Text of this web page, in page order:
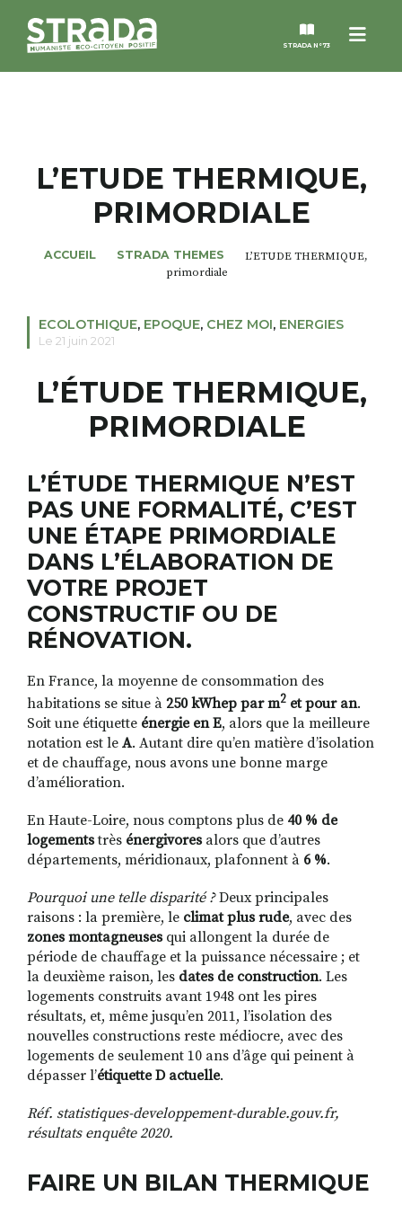
Menu
STRADA N°73
MAGAZINES
NOS THÈMES
ALTER STRADA
S'INSCRIRE À LA NEWSLETTER
FACEBOOKINSTAGRAM
LINKEDINYOUTUBE
L’ETUDE THERMIQUE,
PRIMORDIALE
ACCUEIL STRADA THEMES
L’ETUDE THERMIQUE,
primordiale
ECOLOTHIQUE, EPOQUE, CHEZ MOI, ENERGIES
Le 21 juin 2021
L’ÉTUDE THERMIQUE,
PRIMORDIALE
L’ÉTUDE THERMIQUE N’EST
PAS UNE FORMALITÉ, C’EST
UNE ÉTAPE PRIMORDIALE
DANS L’ÉLABORATION DE
VOTRE PROJET
CONSTRUCTIF OU DE
RÉNOVATION.
En France, la moyenne de consommation des
habitations se situe à 250 kWhep par m2 et pour an.
Soit une étiquette énergie en E, alors que la meilleure
notation est le A. Autant dire qu’en matière d’isolation
et de chauffage, nous avons une bonne marge
d’amélioration.
En Haute-Loire, nous comptons plus de 40 % de
logementstrès énergivoresalors que d’autres
départements, méridionaux, plafonnent à 6 %.
Pourquoi une telle disparité ?Deux principales
raisons : la première, le climat plus rude, avec des
zones montagneusesqui allongent la durée de
période de chauffage et la puissance nécessaire ; et
la deuxième raison, les dates de construction. Les
logements construits avant 1948 ont les pires
résultats, et, même jusqu’en 2011, l’isolation des
nouvelles constructions reste médiocre, avec des
logements de seulement 10 ans d’âge qui peinent à
dépasser l’étiquette D actuelle.
Réf. statistiques-developpement-durable.gouv.fr,
résultats enquête 2020.
FAIRE UN BILAN THERMIQUE